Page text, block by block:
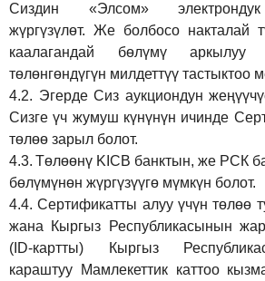
Сиздин «Элсом»электрондук
жүргүзүлөт. Же болбосо накталай
каалагандай бөлүмү
төлөнгөндүгүн милдеттүү тастыктоо
4.2. Эгерде Сиз аукциондун
Сизге үч жумуш күнүнүн ичинде
төлөө зарыл болот.
4.3. Төлөөнү KICB банктын, же РСК
бөлүмүнөн жүргүзүүгө мүмкүн болот.
4.4.Сертификатты алуу үчүн төлөө
жана Кыргыз Республикасынын
(ID-картты) Кыргыз
караштуу Мамлекеттик каттоо